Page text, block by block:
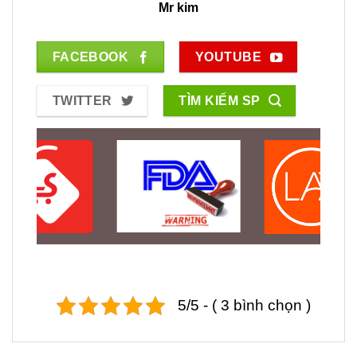
Mr kim
FACEBOOK YOUTUBE
TWITTER TÌM KIẾM SP
5/5 - ( 3 bình chọn )